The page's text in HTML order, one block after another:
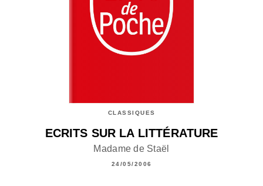
CLASSIQUES
ECRITS SUR LA LITTÉRATURE
Madame de Staël
24/05/2006